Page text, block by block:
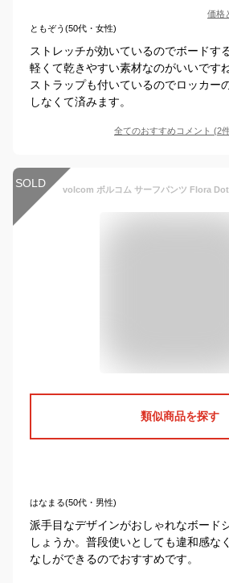
価格
ともぞう(50代・女性)
ストレッチが効いているのでボードす
軽くて乾きやすい素材なのがいいです
ストラップも付いているのでロッカー
しなくて済みます。
全てのおすすめコメント (2
SOLD
類似商品を探す
はなまる(50代・男性)
派手目なデザインがおしゃれなボード
しょうか。普段使いとしても違和感な
なしができるのでおすすめです。